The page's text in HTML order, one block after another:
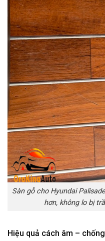
Sàn gỗ cho Hyundai
hơn, không lo bị
Hiệu quả cách âm –